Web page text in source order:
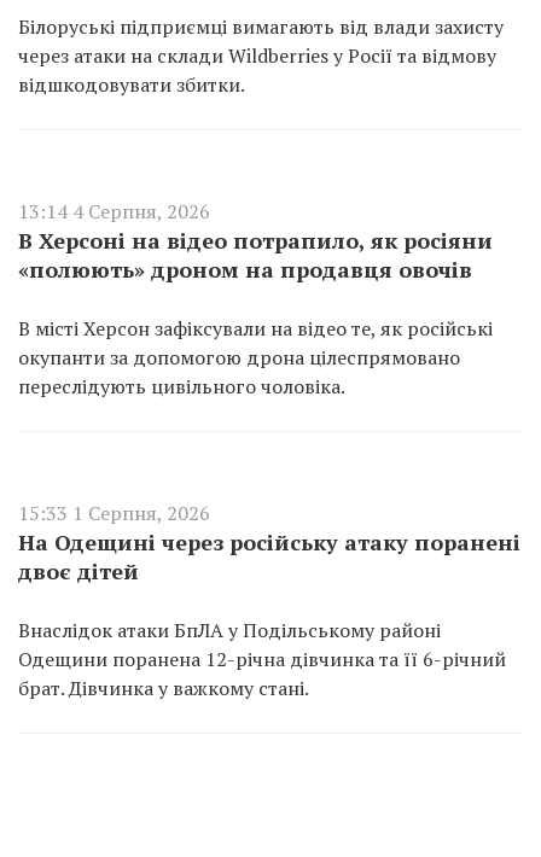
Білоруські підприємці вимагають від влади захисту
через атаки на склади Wildberries у Росії та відмову
відшкодовувати збитки.
13:14 4 Серпня, 2026
В Херсоні на відео потрапило, як росіяни
«полюють» дроном на продавця овочів
В місті Херсон зафіксували на відео те, як російські
окупанти за допомогою дрона цілеспрямовано
переслідують цивільного чоловіка.
15:33 1 Серпня, 2026
На Одещині через російську атаку поранені
двоє дітей
Внаслідок атаки БпЛА у Подільському районі
Одещини поранена 12-річна дівчинка та її 6-річний
брат. Дівчинка у важкому стані.